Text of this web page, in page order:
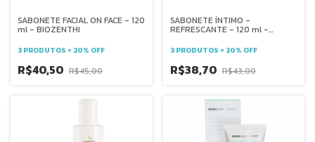
SABONETE FACIAL ON FACE - 120
ml - BIOZENTHI
3 PRODUTOS = 20% OFF
R$40,50 R$45,00
SABONETE ÍNTIMO -
REFRESCANTE - 120 ml -
3 PRODUTOS = 20% OFF
R$38,70 R$43,00